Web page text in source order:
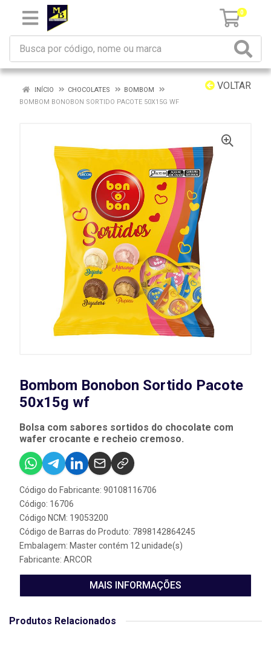
0
VOLTAR
INÍCIO CHOCOLATES
BOMBOM
BOMBOM BONOBON SORTIDO PACOTE 50X15G WF
Bombom Bonobon Sortido Pacote
50x15g wf
Bolsa com sabores sortidos do chocolate com
wafer crocante e recheio cremoso.
Código do Fabricante: 90108116706
Código: 16706
Código NCM: 19053200
Código de Barras do Produto: 7898142864245
Embalagem: Master contém 12 unidade(s)
Fabricante: ARCOR
MAIS INFORMAÇÕES
Produtos Relacionados